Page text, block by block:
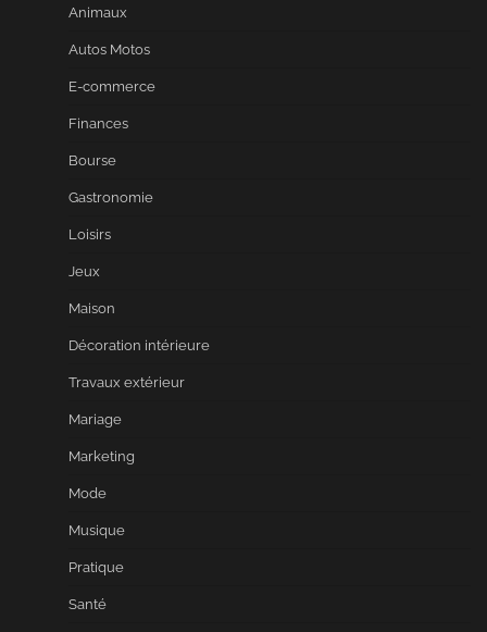
Animaux
Autos Motos
E-commerce
Finances
Bourse
Gastronomie
Loisirs
Jeux
Maison
Décoration intérieure
Travaux extérieur
Mariage
Marketing
Mode
Musique
Pratique
Santé